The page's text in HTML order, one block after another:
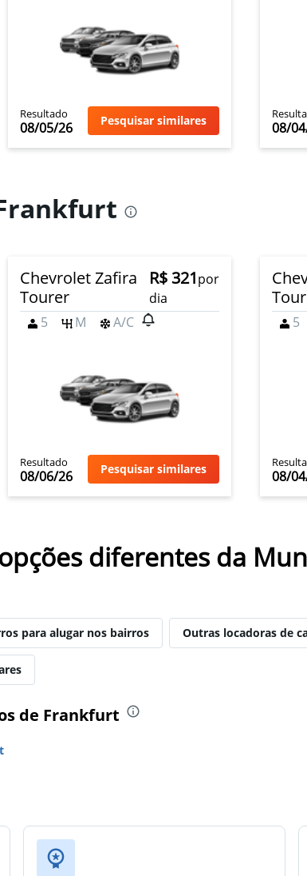
Resultado
08/05/26 Pesquisar similares 08/
Chevrolet Zafira
Tourer
R$ 321por
dia
5
M A/C
Resultado
08/06/26 Pesquisar similares
5
08/
diferentes da
para alugar nos bairros Outras locadoras de
de Frankfurt